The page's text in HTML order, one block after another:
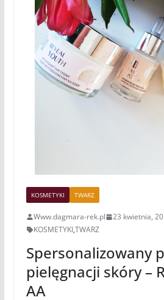
KOSMETYKI TWARZ
Www.dagmara-rek.pl 23 kwietnia,
KOSMETYKI,TWARZ
Spersonalizowany
pielęgnacji skóry –
AA